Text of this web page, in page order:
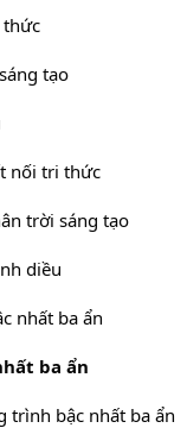
thức
tạo
nối tri thức
trời sáng tạo
diều
nhất ba ẩn
ba ẩn
trình bậc nhất ba ẩn